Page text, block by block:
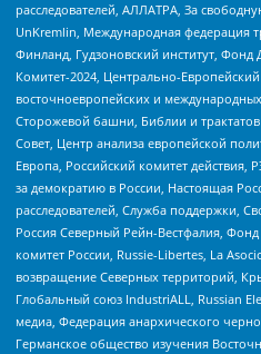
расследователей, АЛЛАТРА, За
UnKremlin, Международная федерация
Финланд, Гудзоновский институт, Фонд
Комитет-2024, Центрально-
восточноевропейских и
Сторожевой башни, Библии и
Совет, Центр анализа европейской
Европа, Российский комитет
за демократию в России, Настоящая
расследователей, Служба поддержки,
Россия Северный Рейн-Вестфалия,
комитет России, Russie-Libertes, La
возвращение Северных территорий,
Глобальный союз IndustriALL, Russian
медиа, Федерация анархического
Германское общество изучения